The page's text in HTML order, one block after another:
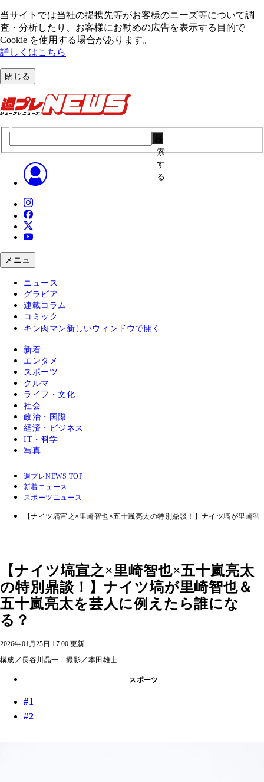
当サイトでは当社の提携先等がお客様のニーズ等について調
査・分析したり、お客様にお勧めの広告を表⽰する⽬的で
Cookie を使⽤する場合があります。
詳しくはこちら
閉じる
索
す
る
メニュ
ニュース
グラビア
連載コラム
コミック
キン肉マン 新しいウィンドウで開く
新着
エンタメ
スポーツ
クルマ
ライフ・文化
社会
政治・国際
経済・ビジネス
IT・科学
写真
週プレNEWS TOP
新着ニュース
スポーツニュース
【ナイツ塙宣之×里崎智也×五十嵐亮太の特別鼎談！】ナイツ塙が里崎
【ナイツ塙宣之×里崎智也×五十嵐亮太
の特別鼎談！】ナイツ塙が里崎智也＆
五十嵐亮太を芸人に例えたら誰にな
る？
2026年01月25日 17:00 更新
構成／長谷川晶一 撮影／本田雄士
スポーツ
#1
#2